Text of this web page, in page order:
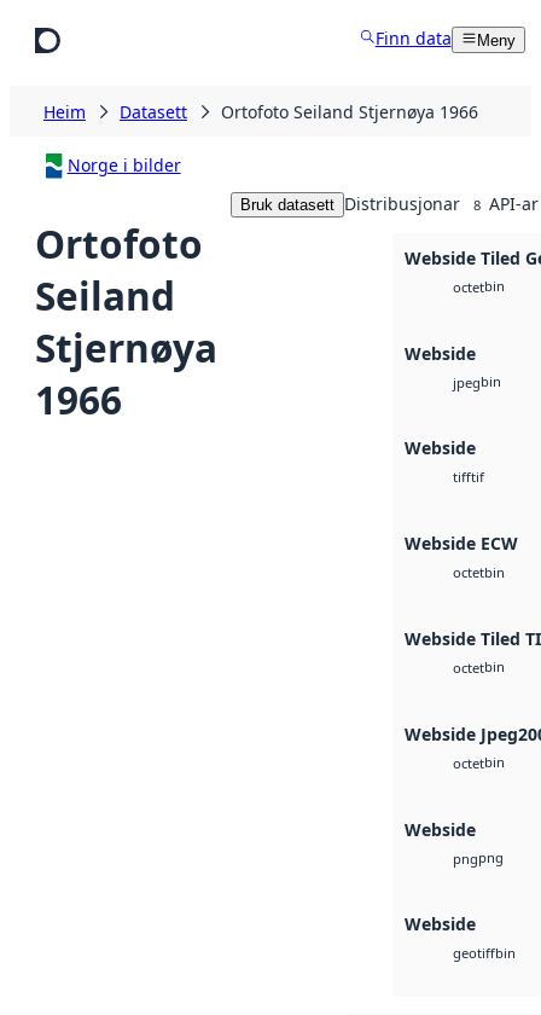
Finn data Meny
Heim Datasett Ortofoto Seiland Stjernøya 1966
Norge i bilder
Ortofoto
Seiland
Stjernøya
1966
Bruk datasett Distribusjonar 8 API-ar
Webside Tiled
octetbin
Webside
jpegbin
Webside
tifftif
Webside ECW
octetbin
Webside Tiled
octetbin
Webside
octetbin
Webside
pngpng
Webside
geotiffbin